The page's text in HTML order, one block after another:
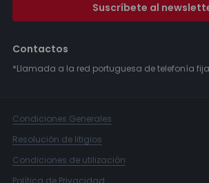
Suscríbete al
Contactos
*Llamada a la red portuguesa de telefonía
Condiciones Generales
Resolución de litigios
Condiciones de utilización
Política de Privacidad